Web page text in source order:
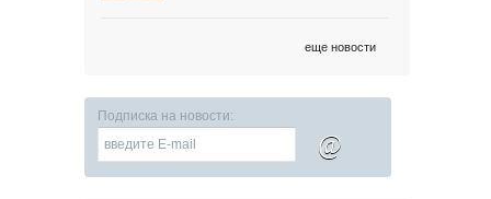
еще новости
Подписка на новости:
@